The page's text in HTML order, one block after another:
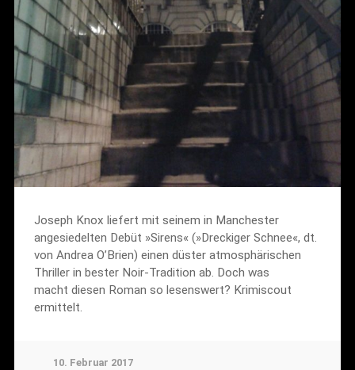
Joseph Knox liefert mit seinem in Manchester
angesiedelten Debüt »Sirens« (»Dreckiger Schnee«, dt.
von Andrea O’Brien) einen düster atmosphärischen
Thriller in bester Noir-Tradition ab. Doch was
macht diesen Roman so lesenswert? Krimiscout
ermittelt.
10. Februar 2017